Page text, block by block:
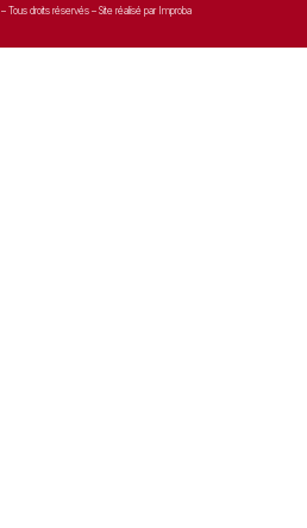
– Tous droits réservés – Site réalisé par Improba